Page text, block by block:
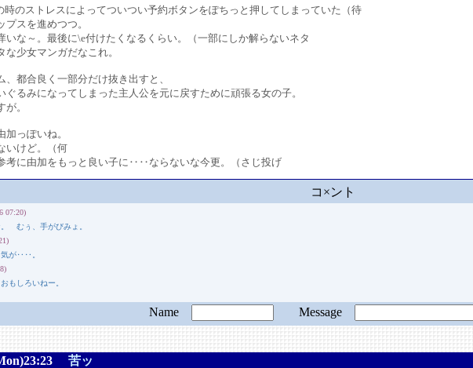
時のストレスによってついつい予約ボタンをぽちっと押してしまっていた（待
スを進めつつ。
な～。最後に\e付けたくなるくらい。（一部にしか解らないネタ
少女マンガだなこれ。
都合良く一部分だけ抜き出すと、
るみになってしまった主人公を元に戻すために頑張る女の子。
。
っぽいね。
けど。（何
に由加をもっと良い子に‥‥ならないな今更。（さじ投げ
コ×ント
07:20)
むぅ、手がびみょ。
気が‥‥。
もしろいねー。
Name Message
苦ッ